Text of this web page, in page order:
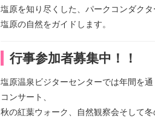
塩原を知り尽くした、パークコンダクタ
塩原の自然をガイドします。
行事参加者募集中！！
塩原温泉ビジターセンターでは年間を
コンサート、
秋の紅葉ウォーク、自然観察会そして